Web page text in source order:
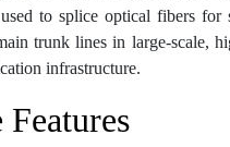
to splice optical fibers for
trunk lines in large-scale,
infrastructure.
Features